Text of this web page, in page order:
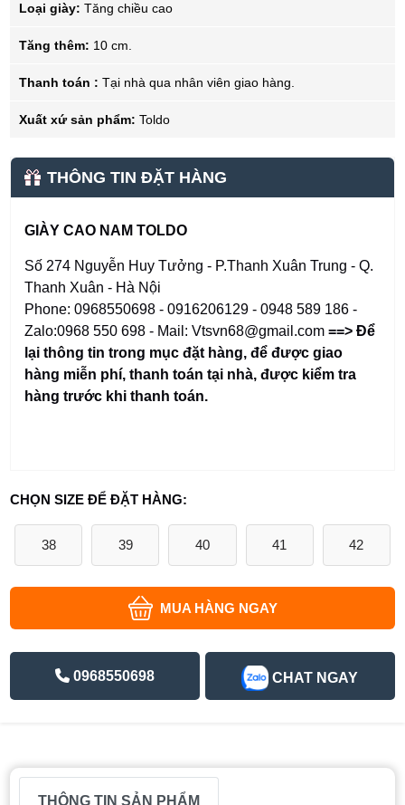
Loại giày: Tăng chiều cao
Tăng thêm: 10 cm.
Thanh toán : Tại nhà qua nhân viên giao hàng.
Xuất xứ sản phẩm: Toldo
THÔNG TIN ĐẶT HÀNG
GIÀY CAO NAM TOLDO
Số 274 Nguyễn Huy Tưởng - P.Thanh Xuân Trung - Q.
Thanh Xuân - Hà Nội
Phone: 0968550698 - 0916206129 - 0948 589 186 -
Zalo:0968 550 698 - Mail: Vtsvn68@gmail.com==> Để
lại thông tin trong mục đặt hàng,để được giao
hàng miễn phí, thanh toán tại nhà, được kiểm tra
hàng trước khi thanh toán.
CHỌN SIZE ĐỂ ĐẶT HÀNG:
38 39 40 41 42
MUA HÀNG NGAY
0968550698 CHAT NGAY
THÔNG TIN SẢN PHẨM